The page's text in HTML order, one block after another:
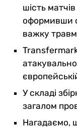
шість
оформивши
важку
У складі
загалом
Нагадаємо,